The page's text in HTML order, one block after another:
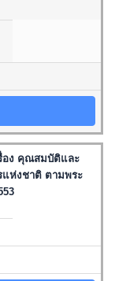
อง คุณสมบัติและ
ห่งชาติ ตามพระ